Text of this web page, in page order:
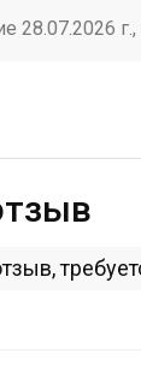
28.07.2026